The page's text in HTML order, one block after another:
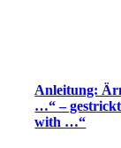
Anleitung:
…“ –
with …“